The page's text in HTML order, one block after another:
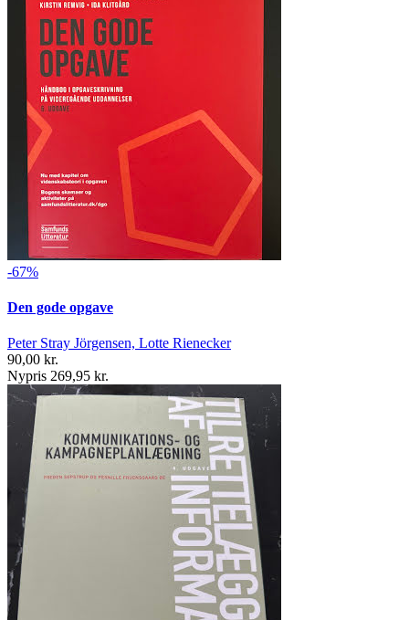
-67%
Den gode opgave
Peter Stray Jörgensen, Lotte Rienecker
90,00 kr.
Nypris 269,95 kr.